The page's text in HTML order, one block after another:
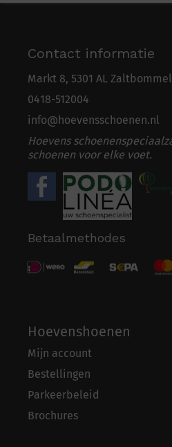
Contact informatie
Markt 8, 5301 AL Zaltbommel
0418-512004
info@hoevensschoenen.nl
Hoevens
schoenen voor elke voet.
Betaalmethodes
Hoevenshoenen
Mijn account
Bestellingen
Parkeerbeleid
Brochures